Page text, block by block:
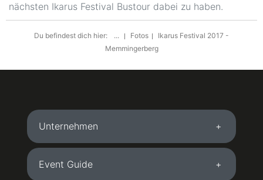
nächsten Ikarus Festival Bustour dabei zu haben.
Du befindest dich hier: ... Fotos
Ikarus Festival 2017 -
Memmingerberg
Unternehmen
Event Guide